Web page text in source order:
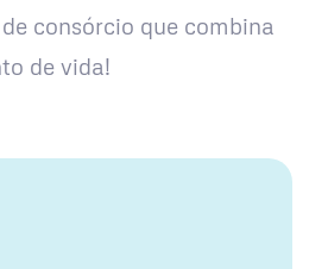
consórcio que combina
de vida!